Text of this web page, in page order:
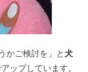
かご検討を」と 犬
ップしています。